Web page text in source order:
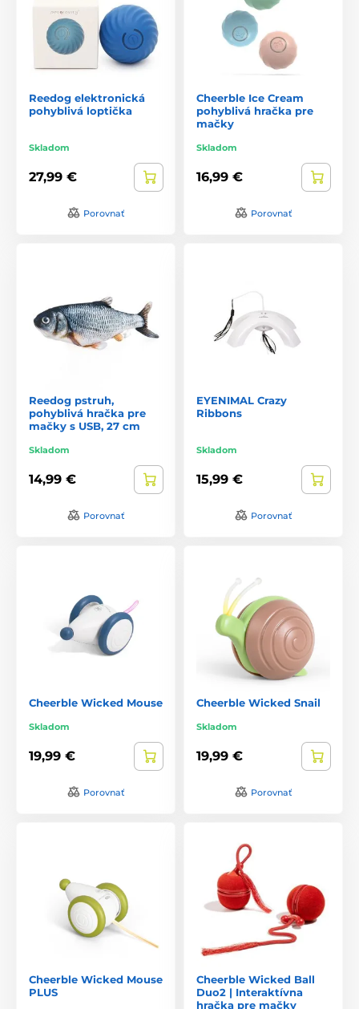
Reedog elektronická
pohyblivá loptička
Skladom
27,99 €
Porovnať
Cheerble Ice Cream
pohyblivá hračka pre
mačky
Skladom
16,99 €
Porovnať
Reedog pstruh,
pohyblivá hračka pre
mačky s USB, 27 cm
Skladom
14,99 €
Porovnať
EYENIMAL Crazy
Ribbons
Skladom
15,99 €
Porovnať
Cheerble Wicked Mouse
Skladom
19,99 €
Porovnať
Cheerble Wicked Snail
Skladom
19,99 €
Porovnať
Cheerble Wicked Mouse
PLUS
Cheerble Wicked Ball
Duo2 | Interaktívna
hračka pre mačky